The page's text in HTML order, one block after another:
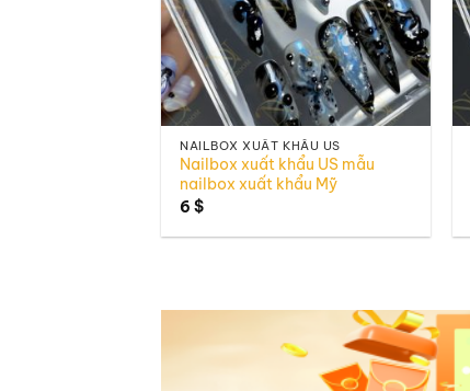
NAILBOX XUẤT KHẨU US
Nailbox xuất khẩu US mẫu
nailbox xuất khẩu Mỹ
6$